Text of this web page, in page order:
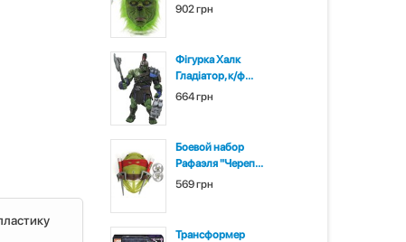
902 грн
Фігурка Халк
Гладіатор, к/ф...
664 грн
Боевой набор
Рафаэля "Череп...
569 грн
Трансформер